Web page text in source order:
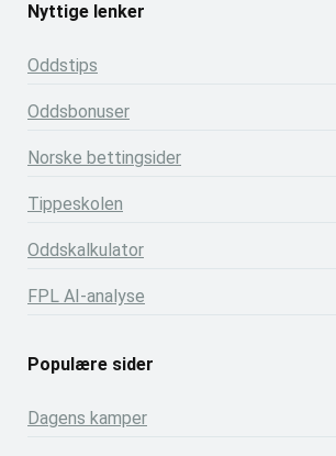
Nyttige lenker
Oddstips
Oddsbonuser
Norske bettingsider
Tippeskolen
Oddskalkulator
FPL AI-analyse
Populære sider
Dagens kamper